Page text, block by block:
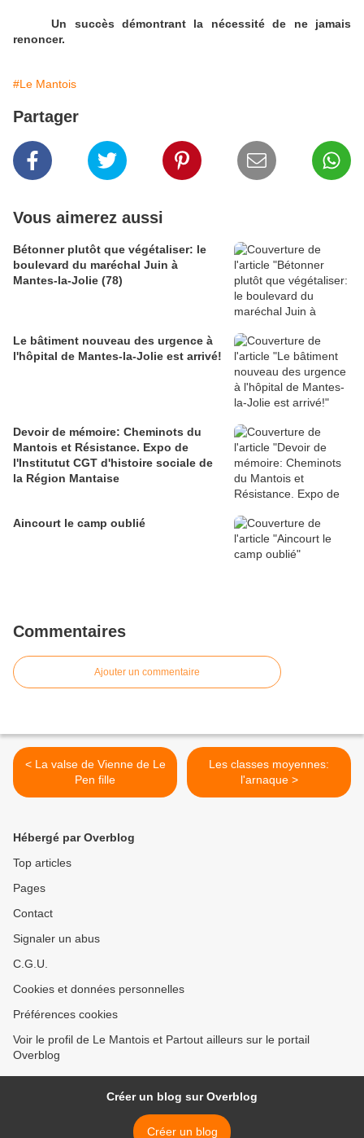
Un succès démontrant la nécessité de ne jamais
renoncer.
#Le Mantois
Partager
Vous aimerez aussi
Bétonner plutôt que végétaliser: le
boulevard du maréchal Juin à
Mantes-la-Jolie (78)
Le bâtiment nouveau des urgence à
l'hôpital de Mantes-la-Jolie est arrivé!
Devoir de mémoire: Cheminots du
Mantois et Résistance. Expo de
l'Institutut CGT d'histoire sociale de
la Région Mantaise
Aincourt le camp oublié
Commentaires
Ajouter un commentaire
< La valse de Vienne de Le
Pen fille
Les classes moyennes:
l'arnaque >
Hébergé par Overblog
Top articles
Pages
Contact
Signaler un abus
C.G.U.
Cookies et données personnelles
Préférences cookies
Voir le profil de Le Mantois et Partout ailleurs sur le portail
Overblog
Créer un blog sur Overblog
Créer un blog